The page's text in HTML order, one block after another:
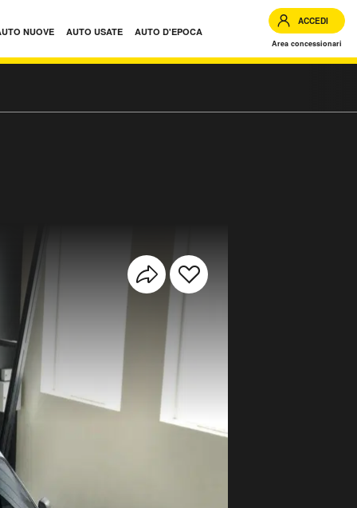
NUOVE AUTO USATE AUTO D'EPOCA
ACCEDI
Area concessionari